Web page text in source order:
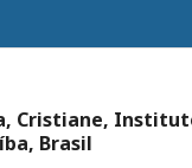
Cristiane,
Brasil